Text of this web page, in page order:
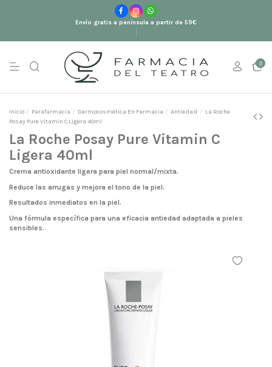
Envío gratis a península a partir de 59€
0
Inicio Parafarmacia Dermocosmética En Farmacia Antiedad
La Roche
Posay Pure Vitamin C Ligera 40ml
La Roche Posay Pure Vitamin C
Ligera 40ml
Crema antioxidante ligera para piel normal/mixta.
Reduce las arrugas y mejora el tono de la piel.
Resultados inmediatos en la piel.
Una fórmula específica para una eficacia antiedad adaptada a pieles
sensibles.